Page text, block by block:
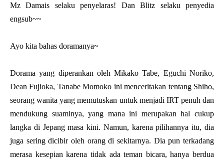
Mz Damais selaku penyelaras! Dan Blitz selaku penyedia
engsub~~
Ayo kita bahas doramanya~
Dorama yang diperankan oleh Mikako Tabe, Eguchi Noriko,
Dean Fujioka, Tanabe Momoko ini menceritakan tentang Shiho,
seorang wanita yang memutuskan untuk menjadi IRT penuh dan
mendukung suaminya, yang mana ini merupakan hal cukup
langka di Jepang masa kini. Namun, karena pilihannya itu, dia
juga sering dicibir oleh orang di sekitarnya. Dia pun terkadang
merasa kesepian karena tidak ada teman bicara, hanya berdua